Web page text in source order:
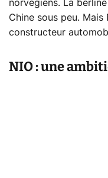
norvégiens. La
Chine sous peu.
constructeur
NIO : une